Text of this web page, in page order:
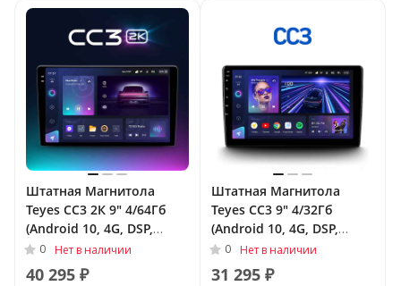
Штатная Магнитола
Teyes CC3 2К 9" 4/64Гб
(Android 10, 4G, DSP,
QLed) для SsangYong
Actyon I (C100) 2005 - 2010
0 Нет в наличии
40 295 ₽
Штатная Магнитола
Teyes CC3 9" 4/32Гб
(Android 10, 4G, DSP,
QLed) для SsangYong
Actyon I (C100) 2005 - 2010
0 Нет в наличии
31 295 ₽